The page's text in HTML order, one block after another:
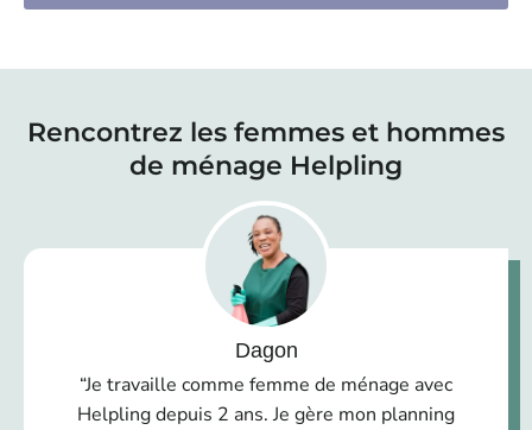
Rencontrez les femmes et hommes
de ménage Helpling
Dagon
“Je travaille comme femme de ménage avec
Helpling depuis 2 ans. Je gère mon planning